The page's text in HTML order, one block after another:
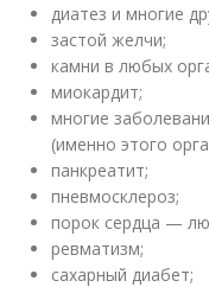
диатез и многие
застой желчи;
камни в любых
миокардит;
многие
(именно этого
панкреатит;
пневмосклероз;
порок сердца —
ревматизм;
сахарный диабет;